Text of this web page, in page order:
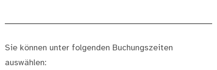
Sie können unter folgenden Buchungszeiten
auswählen: